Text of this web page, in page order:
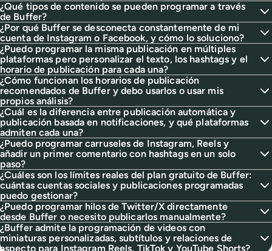
¿Qué tipos de contenido se pueden programar a través
de Buffer?
¿Por qué Buffer se desconecta constantemente de mi
cuenta de Instagram o Facebook, y cómo lo soluciono?
¿Puedo programar la misma publicación en múltiples
plataformas pero personalizar el texto, los hashtags y el
horario de publicación para cada una?
¿Cómo funcionan los horarios de publicación
recomendados de Buffer y debo usarlos o usar mis
propios análisis?
¿Cuál es la diferencia entre publicación automática y
publicación basada en notificaciones, y qué plataformas
admiten cada una?
¿Puedo programar carruseles de Instagram, Reels y
añadir un primer comentario con hashtags en un solo
paso?
¿Cuáles son los límites reales del plan gratuito de Buffer:
cuántas cuentas sociales y publicaciones programadas
puedo gestionar?
¿Puedo programar hilos de Twitter/X directamente
desde Buffer o necesito publicarlos manualmente?
¿Buffer admite la programación de videos con
miniaturas personalizadas, subtítulos y relaciones de
aspecto para Instagram Reels, TikTok y YouTube Shorts?